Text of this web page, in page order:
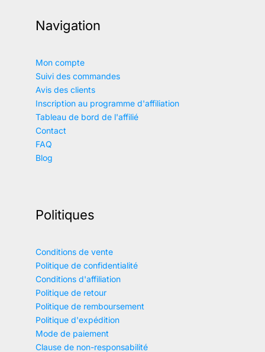
Navigation
Mon compte
Suivi des commandes
Avis des clients
Inscription au programme d'affiliation
Tableau de bord de l'affilié
Contact
FAQ
Blog
Politiques
Conditions de vente
Politique de confidentialité
Conditions d'affiliation
Politique de retour
Politique de remboursement
Politique d'expédition
Mode de paiement
Clause de non-responsabilité